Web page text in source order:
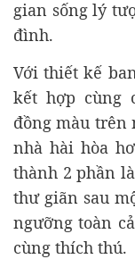
gian sống lý
đình.
Với thiết kế
kết hợp cùng
đồng màu trên
nhà hài hòa
thành 2 phần
thư giãn sau
ngưỡng toàn
cùng thích thú.